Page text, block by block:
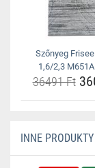
Szőnyeg
1,6/2,3
36491 Ft
INNE